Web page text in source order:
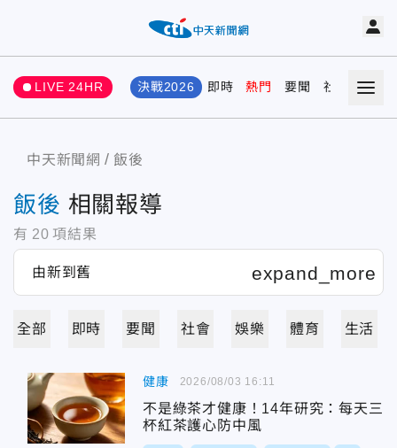
LIVE 24HR 決戰2026 即時 熱門 要聞 社會 娛樂
中天新聞網 飯後
飯後 相關報導
有 20 項結果
全部 即時 要聞 社會 娛樂 體育 生活
健康
不是綠茶才健康！14年研究：每天三
杯紅茶護心防中風
2026/08/03 16:11